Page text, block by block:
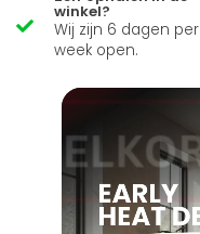
winkel?
Wij zijn 6 dagen per
week open.